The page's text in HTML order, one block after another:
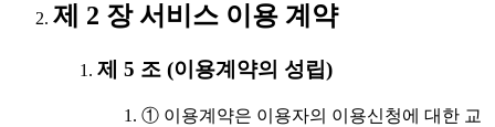
제 2 장 서비스 이용 계약
제 5 조 (이용계약의 성립)
① 이용계약은 이용자의 이용신청에 대한 교